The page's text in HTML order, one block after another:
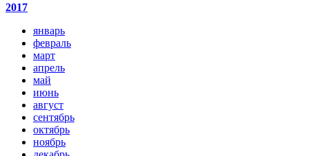
2017
январь
февраль
март
апрель
май
июнь
август
сентябрь
октябрь
ноябрь